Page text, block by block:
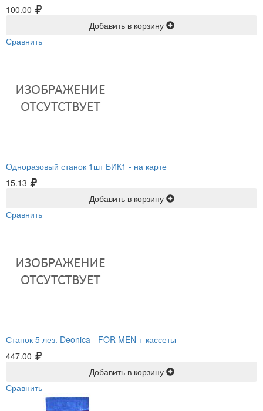
100.00
Добавить в корзину
Сравнить
Одноразовый станок 1шт БИК1 - на карте
15.13
Добавить в корзину
Сравнить
Станок 5 лез. Deonica - FOR MEN + кассеты
447.00
Добавить в корзину
Сравнить